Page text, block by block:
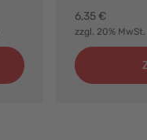
6,35 €
zzgl. 20% MwSt.